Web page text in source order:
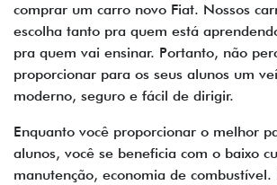
comprar um carro novo Fiat. Nossos
escolha tanto pra quem está
pra quem vai ensinar. Portanto, não
proporcionar para os seus alunos um
moderno, seguro e fácil de dirigir.
Enquanto você proporcionar o melhor
alunos, você se beneficia com o baixo
manutenção, economia de combustível.